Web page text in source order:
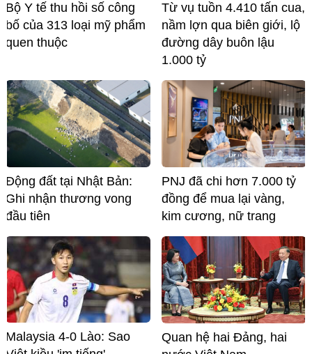
Bộ Y tế thu hồi số công
bố của 313 loại mỹ phẩm
quen thuộc
Từ vụ tuồn 4.410 tấn cua,
nầm lợn qua biên giới, lộ
đường dây buôn lậu
1.000 tỷ
Động đất tại Nhật Bản:
Ghi nhận thương vong
đầu tiên
PNJ đã chi hơn 7.000 tỷ
đồng để mua lại vàng,
kim cương, nữ trang
Malaysia 4-0 Lào: Sao
Quan hệ hai Đảng, hai